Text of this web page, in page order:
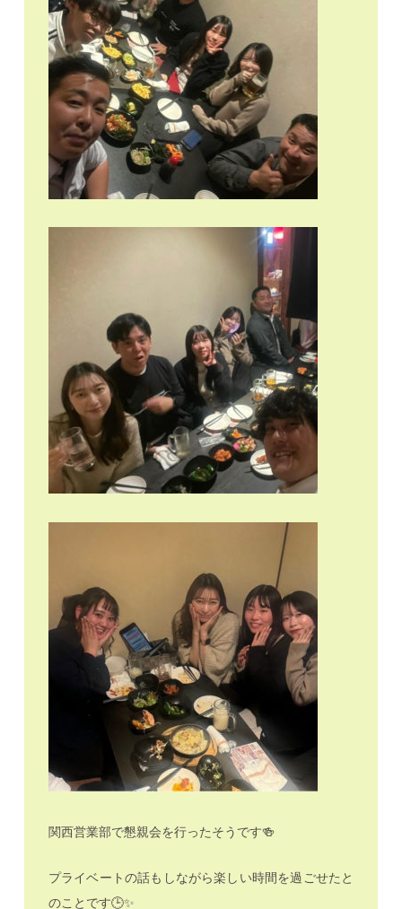
関西営業部で懇親会を行ったそうです🍻
プライベートの話もしながら楽しい時間を過ごせたと
のことです🕒✨